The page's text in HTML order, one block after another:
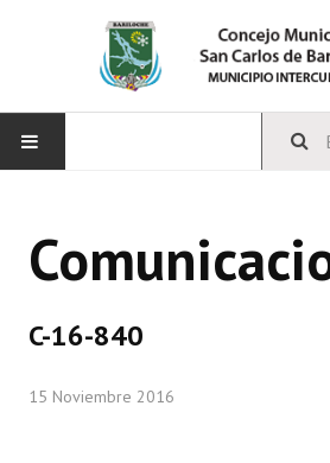
CONCEJO
C-16-840
15 Noviembre 2016